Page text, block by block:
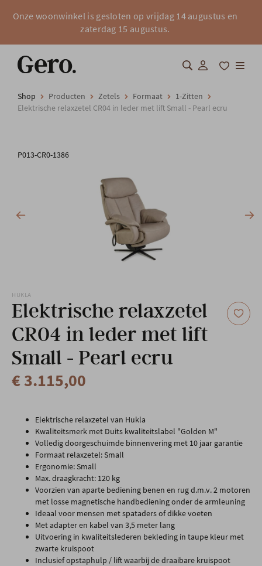
Onze woonwinkel is gesloten op vrijdag 14 augustus en
zaterdag 15 augustus.
Shop
Shop Producten Zetels Formaat
1-Zitten
Elektrische relaxzetel CR04 in leder met lift Small - Pearl ecru
P013-CR0-1386
HUKLA
Elektrische relaxzetel
CR04 in leder met lift
Small - Pearl ecru
€ 3.115,00
Elektrische relaxzetel van Hukla
Kwaliteitsmerk met Duits kwaliteitslabel "Golden M"
Volledig doorgeschuimde binnenvering met 10 jaar garantie
Formaat relaxzetel: Small
Ergonomie: Small
Max. draagkracht: 120 kg
Voorzien van aparte bediening benen en rug d.m.v. 2 motoren
met losse magnetische handbediening onder de armleuning
Ideaal voor mensen met spataders of dikke voeten
Met adapter en kabel van 3,5 meter lang
Uitvoering in kwaliteitslederen bekleding in taupe kleur met
zwarte kruispoot
Inclusief opstaphulp / lift waarbij de draaibare kruispoot